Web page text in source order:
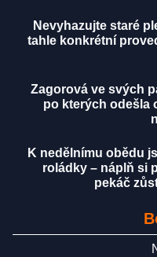
Nevyhazujte staré
tahle konkrétní
Zagorová ve svých
po kterých odešla
K nedělnímu obědu
roládky – náplň si
pekáč